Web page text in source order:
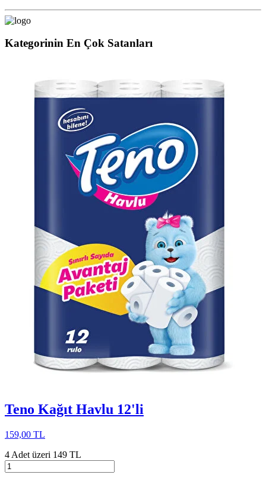
Kategorinin En Çok Satanları
Teno Kağıt Havlu 12'li
159,00 TL
4 Adet üzeri 149 TL